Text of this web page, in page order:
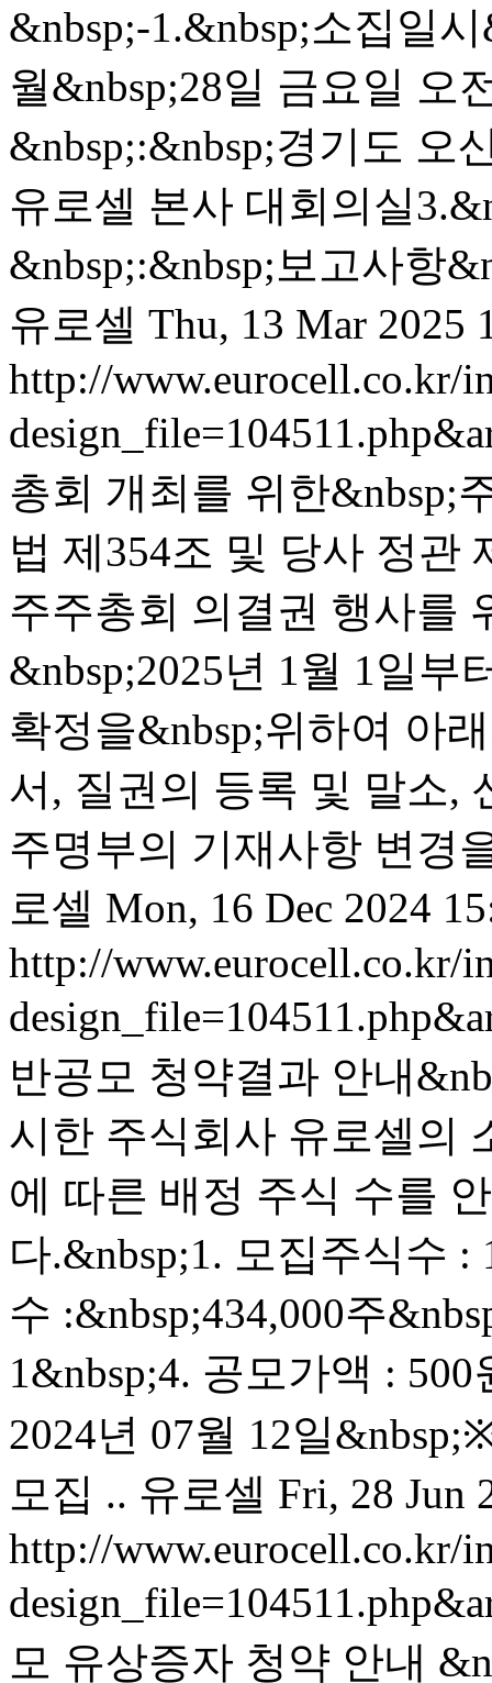
&nbsp;-1.&nbsp;소집일
월&nbsp;28일 금요일 오
&nbsp;:&nbsp;경기도 오
유로셀 본사 대회의실
&nbsp;:&nbsp;보고사항
유로셀 Thu, 13 Mar 2025
http://www.eurocell.co.kr/
총회 개최를 위한&nbsp;
법 제354조 및 당사 정관
주주총회 의결권 행사를
&nbsp;2025년 1월 1일부
확정을&nbsp;위하여 아
서, 질권의 등록 및 말소,
주명부의 기재사항 변경
로셀 Mon, 16 Dec 2024
http://www.eurocell.co.kr/
반공모 청약결과 안내
시한 주식회사 유로셀의
에 따른 배정 주식 수를
다.&nbsp;1. 모집주식수 :
수 :&nbsp;434,000주
1&nbsp;4. 공모가액 :
2024년 07월 12일
모집 .. 유로셀 Fri, 28 Jun
http://www.eurocell.co.kr/
모 유상증자 청약 안내